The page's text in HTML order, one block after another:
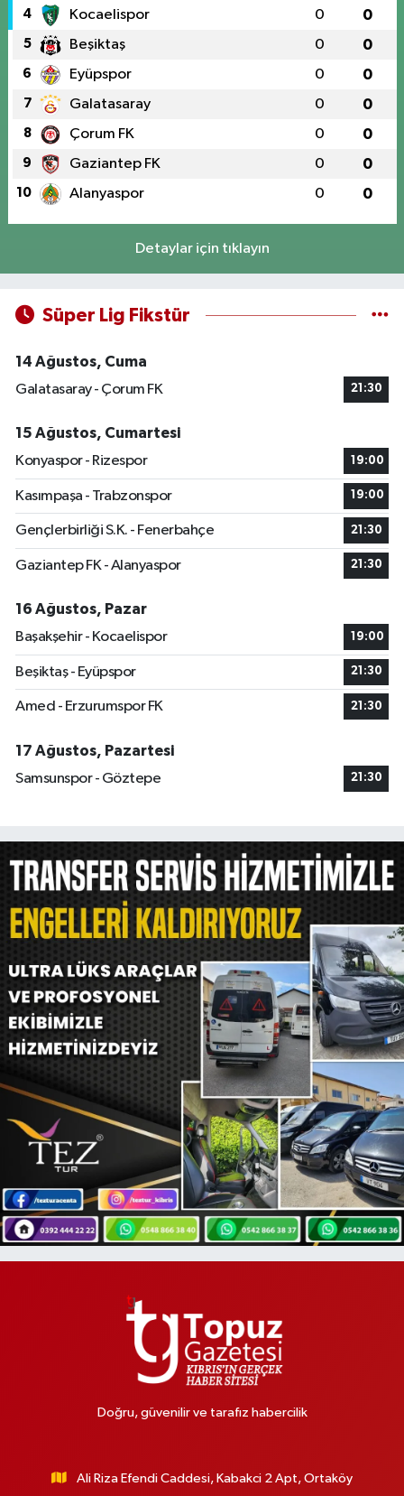
4 Kocaelispor 0 0
5 Beşiktaş 0 0
6 Eyüpspor 0 0
7 Galatasaray 0 0
8 Çorum FK 0 0
9 Gaziantep FK 0 0
10 Alanyaspor 0 0
Detaylar için tıklayın
Süper Lig Fikstür
14 Ağustos, Cuma
Galatasaray - Çorum FK
21:30
15 Ağustos, Cumartesi
Konyaspor - Rizespor
19:00
Kasımpaşa - Trabzonspor 19:00
Gençlerbirliği S.K. - Fenerbahçe 21:30
Gaziantep FK - Alanyaspor 21:30
16 Ağustos, Pazar
Başakşehir - Kocaelispor
19:00
Beşiktaş - Eyüpspor 21:30
Amed - Erzurumspor FK 21:30
17 Ağustos, Pazartesi
Samsunspor - Göztepe
21:30
Doğru, güvenilir ve tarafız habercilik
Ali Riza Efendi Caddesi, Kabakci 2 Apt, Ortaköy